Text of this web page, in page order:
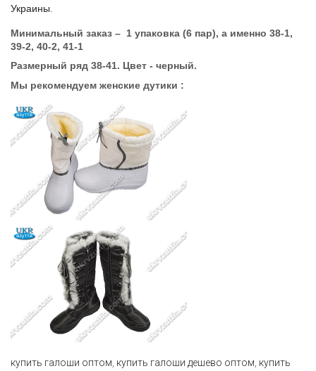
Украины
Минимальный заказ – 1 упаковка (6 пар), а именно 38-1,
39-2, 40-2, 41-1
Размерный ряд 38-41. Цвет - черный.
Мы рекомендуем женские дутики :
купить галоши оптом купить галоши дешево оптом купить